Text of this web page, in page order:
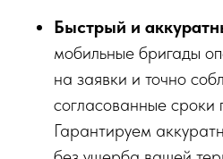
Быстрый и
мобильные бригады
на заявки и точно
согласованные сроки
Гарантируем